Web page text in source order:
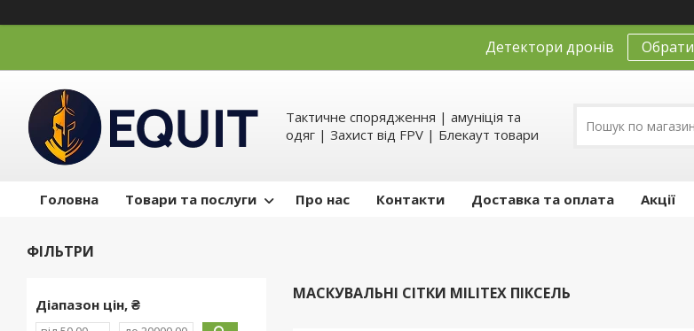
Детектори дронів Обрати
Тактичне спорядження | амуніція та
одяг | Захист від FPV | Блекаут товари
Головна Товари та послуги Про нас Контакти Доставка та оплата Акції
МАСКУВАЛЬНІ СІТКИ MILITEX ПІКСЕЛЬ
ФІЛЬТРИ
Діапазон цін, ₴